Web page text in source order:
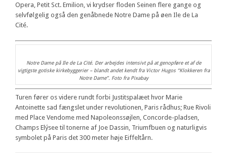
Opera, Petit Sct. Emilion, vi krydser floden Seinen flere gange og
selvfølgelig også den genåbnede Notre Dame på øen Ile de La
Cité.
Notre Dame på Ile de La Cité. Der arbejdes intensivt på at genopføre et af de
vigtigste gotiske kirkebyggerier – blandt andet kendt fra Victor Hugos “Klokkeren fra
Notre Dame”. Foto fra Pixabay
Turen fører os videre rundt forbi Justitspalæet hvor Marie
Antoinette sad fængslet under revolutionen, Paris rådhus; Rue Rivoli
med Place Vendome med Napoleonssøjlen, Concorde-pladsen,
Champs Elýsee til tonerne af Joe Dassin, Triumfbuen og naturligvis
symbolet på Paris det 300 meter høje Eiffeltårn.